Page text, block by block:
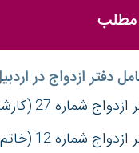
دفتر ازدواج در
شماره 27 (کارشناسان)
شماره 12 (خاتم النبیین)